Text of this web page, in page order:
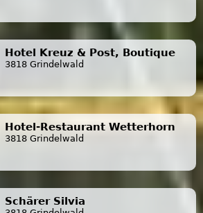
Hotel Kreuz & Post, Boutique
3818 Grindelwald
Hotel-Restaurant Wetterhorn
3818 Grindelwald
Schärer Silvia